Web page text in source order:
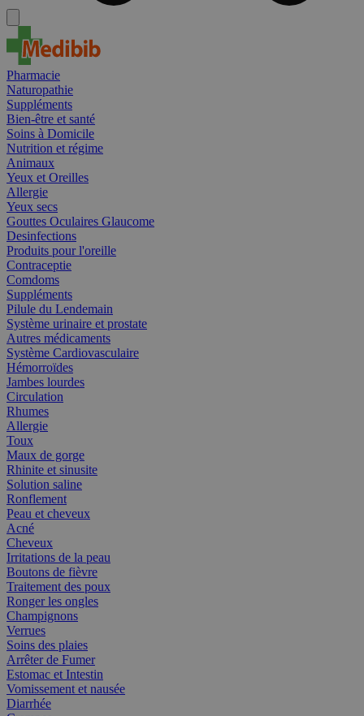
Pharmacie
Naturopathie
Suppléments
Bien-être et santé
Soins à Domicile
Nutrition et régime
Animaux
Yeux et Oreilles
Allergie
Yeux secs
Gouttes Oculaires Glaucome
Desinfections
Produits pour l'oreille
Contraceptie
Comdoms
Suppléments
Pilule du Lendemain
Système urinaire et prostate
Autres médicaments
Système Cardiovasculaire
Hémorroïdes
Jambes lourdes
Circulation
Rhumes
Allergie
Toux
Maux de gorge
Rhinite et sinusite
Solution saline
Ronflement
Peau et cheveux
Acné
Cheveux
Irritations de la peau
Boutons de fièvre
Traitement des poux
Ronger les ongles
Champignons
Verrues
Soins des plaies
Arrêter de Fumer
Estomac et Intestin
Vomissement et nausée
Diarrhée